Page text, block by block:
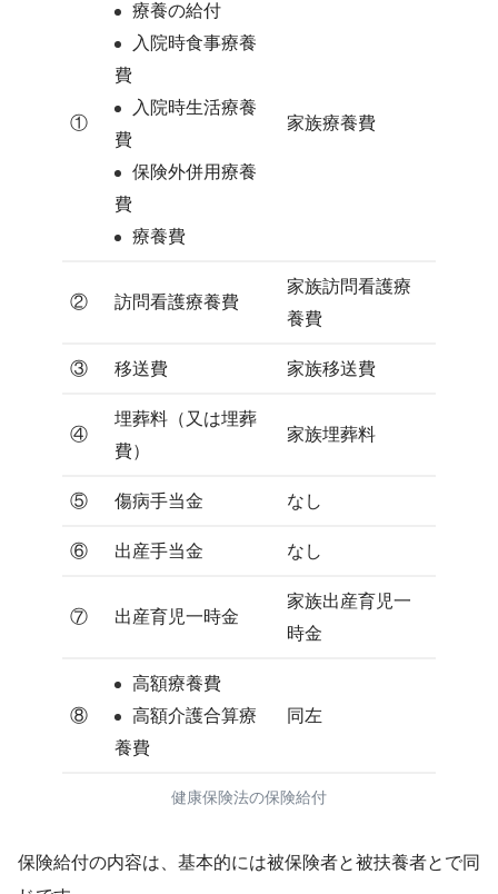
①
療養の給付
入院時食事療養
費
入院時生活療養
費
保険外併用療養
費
療養費
家族療養費
② 訪問看護療養費
家族訪問看護療
養費
③ 移送費 家族移送費
④
埋葬料（又は埋葬
費）
家族埋葬料
⑤ 傷病手当金 なし
⑥ 出産手当金 なし
⑦ 出産育児一時金
家族出産育児一
時金
⑧
高額療養費
高額介護合算療
養費
同左
健康保険法の保険給付
保険給付の内容は、基本的には被保険者と被扶養者とで同